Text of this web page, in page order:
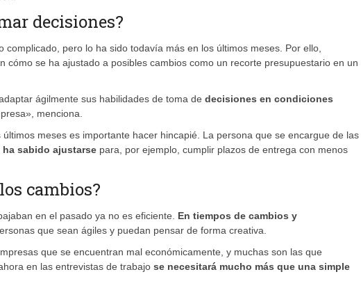
decisiones?
pero lo ha sido todavía más en los últimos meses. Por ello,
cómo se ha ajustado a posibles cambios como un recorte presupuestario en un
ágilmente sus habilidades de toma de decisiones en condiciones
menciona.
meses es importante hacer hincapié. La persona que se encargue de las
sabido ajustarse para, por ejemplo, cumplir plazos de entrega con menos
cambios?
en el pasado ya no es eficiente. En tiempos de cambios y
que sean ágiles y puedan pensar de forma creativa.
que se encuentran mal económicamente, y muchas son las que
en las entrevistas de trabajo se necesitará mucho más que una simple